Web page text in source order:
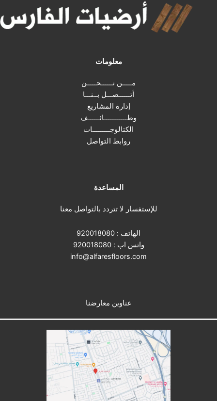
معلومات
مـــــن نــــــحـــــن
أتــــــصـــل بــنـــا
إدارة المشاريع
وظــــــــــــائــــــف
الكتالوجـــــــــات
روابط التواصل
المساعدة
للإستفسار لا تتردد بالتواصل معنا
الهاتف : 920018080
واتس اب :920018080
info@alfaresfloors.com
عناوين معارضنا